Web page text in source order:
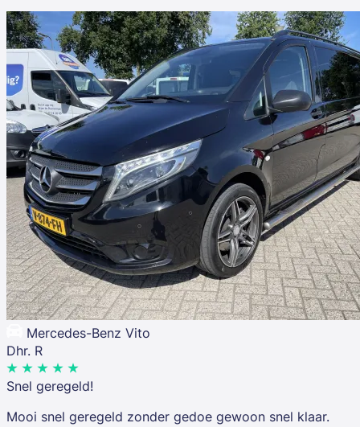
Mercedes-Benz Vito
Dhr. R
Snel geregeld!
Mooi snel geregeld zonder gedoe gewoon snel klaar.